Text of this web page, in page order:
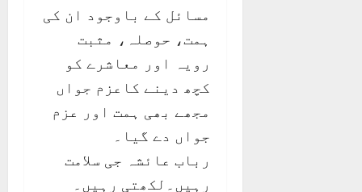
مسائل کے باوجود ان کی
ہمت، حوصلہ، مثبت
رویہ اور معاشرے کو
کچھ دینے کاعزم جواں
مجھے بھی ہمت اور عزم
جواں دے گیا۔
رباب عائشہ جی سلامت
رہیں۔لکھتی رہیں۔